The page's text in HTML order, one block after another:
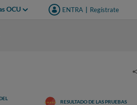
OCU ENTRA Regístrate
RESULTADO DE LAS PRUEBAS